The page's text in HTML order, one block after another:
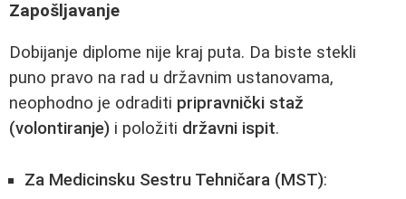
Zapošljavanje
Dobijanje diplome nije kraj puta. Da biste stekli
puno pravo na rad u državnim ustanovama,
neophodno je odraditi pripravnički staž
(volontiranje) i položiti državni ispit.
Za Medicinsku Sestru Tehničara (MST):